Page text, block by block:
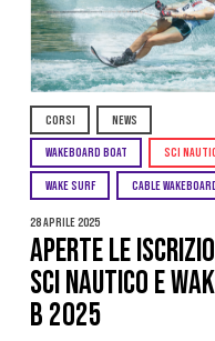
CORSI NEWS
WAKEBOARD BOAT SCI
WAKE SURF CABLE
28 Aprile 2025
APERTE LE
SCI NAUTICO E
B 2025